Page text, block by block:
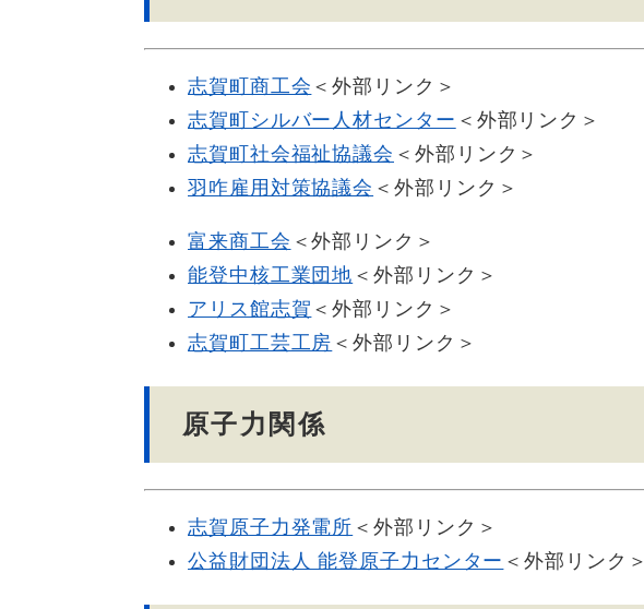
志賀町商工会 ＜外部リンク＞
志賀町シルバー人材センター ＜外部リンク＞
志賀町社会福祉協議会 ＜外部リンク＞
羽咋雇用対策協議会 ＜外部リンク＞
富来商工会 ＜外部リンク＞
能登中核工業団地 ＜外部リンク＞
アリス館志賀 ＜外部リンク＞
志賀町工芸工房 ＜外部リンク＞
原子力関係
志賀原子力発電所 ＜外部リンク＞
公益財団法人 能登原子力センター ＜外部リンク＞